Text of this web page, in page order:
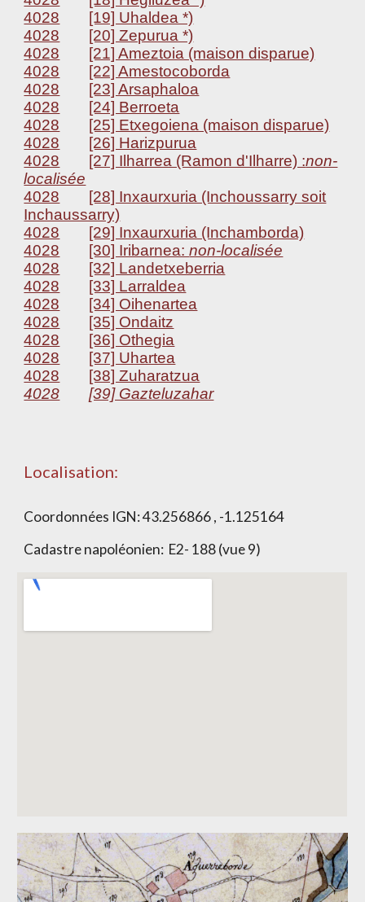
4028
[19] Uhaldea *)
4028
[20] Zepurua *)
4028
[21] Ameztoia (maison disparue)
4028
[22] Amestocoborda
4028
[23] Arsaphaloa
4028
[24] Berroeta
4028
[25] Etxegoiena (maison disparue)
4028
[26] Harizpurua
4028
[27] Ilharrea (Ramon d'Ilharre) :non-
localisée
4028
[28] Inxaurxuria (Inchoussarry soit
Inchaussarry)
4028
[29] Inxaurxuria (Inchamborda)
4028
[30] Iribarnea:non-localisée
4028
[32] Landetxeberria
4028
[33] Larraldea
4028
[34] Oihenartea
4028
[35] Ondaitz
4028
[36] Othegia
4028
[37] Uhartea
4028
[38] Zuharatzua
4028
[39] Gazteluzahar
Localisation:
Coordonnées IGN:43.256866 , -1.125164
Cadastre napoléonien: E2- 188 (vue 9)